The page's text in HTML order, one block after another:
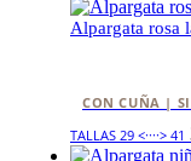
Alpargata rosa
CON CUÑA |
TALLAS 29 <····> 41